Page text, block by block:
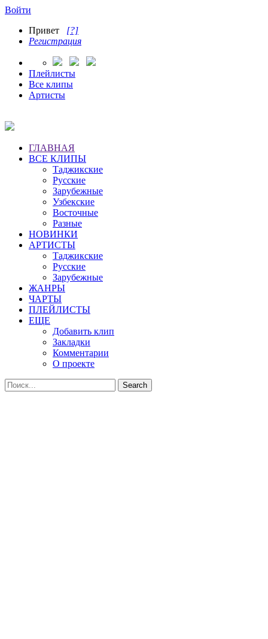
Войти
Привет [?]
Регистрация
Плейлисты
Все клипы
Артисты
ГЛАВНАЯ
ВСЕ КЛИПЫ
Таджикские
Русские
Зарубежные
Узбекские
Восточные
Разные
НОВИНКИ
АРТИСТЫ
Таджикские
Русские
Зарубежные
ЖАНРЫ
ЧАРТЫ
ПЛЕЙЛИСТЫ
ЕЩЕ
Добавить клип
Закладки
Комментарии
О проекте